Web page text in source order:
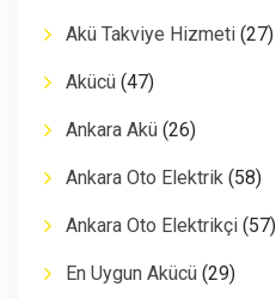
Akü Takviye Hizmeti (27)
Akücü (47)
Ankara Akü (26)
Ankara Oto Elektrik (58)
Ankara Oto Elektrikçi (57)
En Uygun Akücü (29)